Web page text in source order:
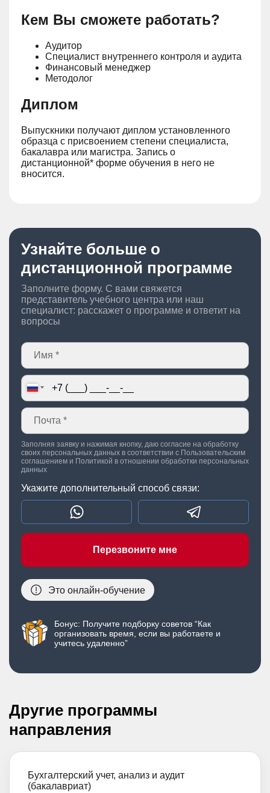
Кем Вы сможете работать?
Аудитор
Специалист внутреннего контроля и аудита
Финансовый менеджер
Методолог
Диплом
Выпускники получают диплом установленного
образца с присвоением степени специалиста,
бакалавра или магистра. Запись о
дистанционной* форме обучения в него не
вносится.
Узнайте больше о
дистанционной программе
Заполните форму. С вами свяжется
представитель учебного центра или наш
специалист: расскажет о программе и ответит на
вопросы
Бонус: Получите подборку советов “Как
организовать время, если вы работаете и
учитесь удаленно”
Заполняя заявку и нажимая кнопку, даю согласие на обработку
своих персональных данных в соответствии с Пользовательским
соглашением и Политикой в отношении обработки персональных
данных
Укажите дополнительный способ связи:
Перезвоните мне
Это онлайн-обучение
Другие программы
направления
Бухгалтерский учет, анализ и аудит
(бакалавриат)